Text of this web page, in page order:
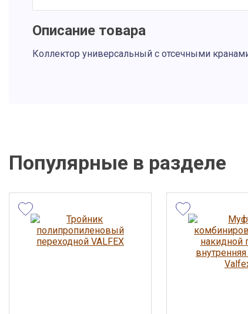
Описание товара
Коллектор универсальный с отсечными
Популярные в разделе